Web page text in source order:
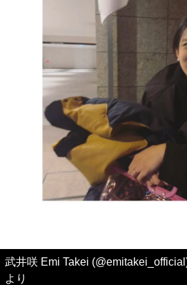
武井咲 Emi Takei
より